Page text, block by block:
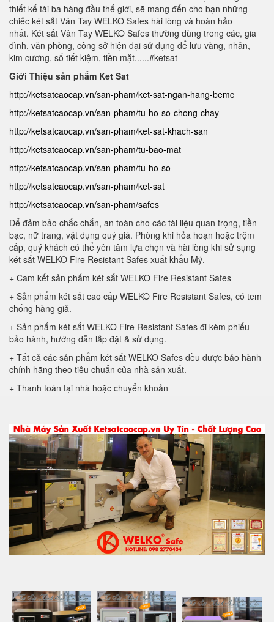
thiết kế tài ba hàng đầu thế giới, sẽ mang đến cho bạn những
chiếc két sắt Vân Tay WELKO Safes hài lòng và hoàn hảo
nhất. Két sắt Vân Tay WELKO Safes thường dùng trong các, gia
đình, văn phòng, công sở hiện đại sử dụng để lưu vàng, nhẫn,
kim cương, sổ tiết kiệm, tiền mặt......#ketsat
Giới Thiệu sản phẩm Ket Sat
http://ketsatcaocap.vn/san-pham/ket-sat-ngan-hang-bemc
http://ketsatcaocap.vn/san-pham/tu-ho-so-chong-chay
http://ketsatcaocap.vn/san-pham/ket-sat-khach-san
http://ketsatcaocap.vn/san-pham/tu-bao-mat
http://ketsatcaocap.vn/san-pham/tu-ho-so
http://ketsatcaocap.vn/san-pham/ket-sat
http://ketsatcaocap.vn/san-pham/safes
Để đảm bảo chắc chắn, an toàn cho các tài liệu quan trọng, tiền
bạc, nữ trang, vật dụng quý giá. Phòng khi hỏa hoạn hoặc trộm
cắp, quý khách có thể yên tâm lựa chọn và hài lòng khi sử sụng
két sắt WELKO Fire Resistant Safes xuất khẩu Mỹ.
+ Cam kết sản phẩm két sắt WELKO Fire Resistant Safes
+ Sản phẩm két sắt cao cấp WELKO Fire Resistant Safes, có tem
chống hàng giả.
+ Sản phẩm két sắt WELKO Fire Resistant Safes đi kèm phiếu
bảo hành, hướng dẫn lắp đặt & sử dụng.
+ Tất cả các sản phẩm két sắt WELKO Safes đều được bảo hành
chính hãng theo tiêu chuẩn của nhà sản xuất.
+ Thanh toán tại nhà hoặc chuyển khoản